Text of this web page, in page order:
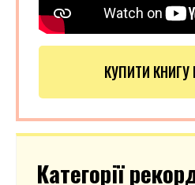
КУПИТИ КНИГУ
Категорії